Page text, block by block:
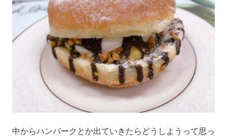
中からハンバークとか出ていきたらどうしようって思っ